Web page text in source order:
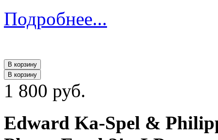
Подробнее...
В корзину
В корзину
1 800 руб.
Edward Ka-Spel &